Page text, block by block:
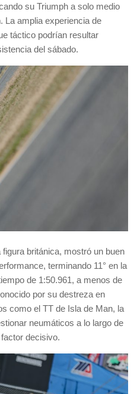
su Triumph a solo medio
La amplia experiencia de
táctico podrían resultar
del sábado.
británica, mostró un buen
terminando 11° en la
de 1:50.961, a menos de
por su destreza en
como el TT de Isla de Man, la
neumáticos a lo largo de
decisivo.